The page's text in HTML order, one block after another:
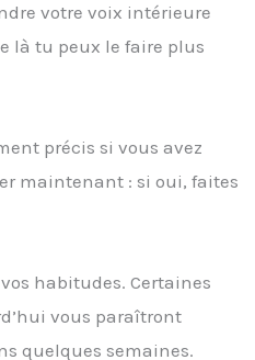
votre voix intérieure
là tu peux le faire plus
précis si vous avez
maintenant : si oui, faites
habitudes. Certaines
vous paraîtront
quelques semaines.